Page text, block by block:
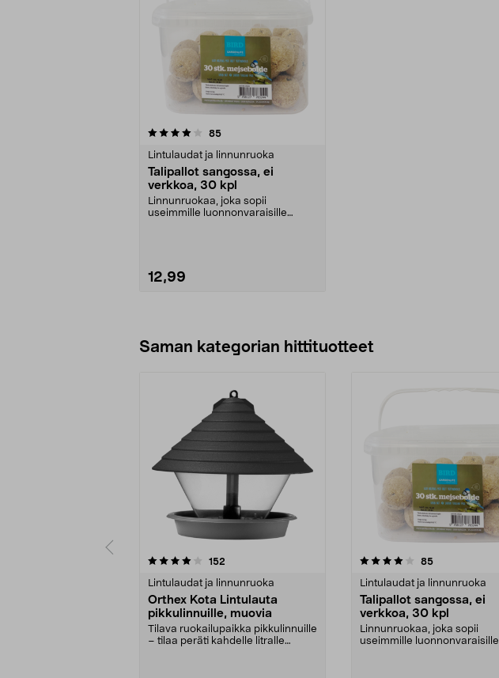
85arvostelut
Lintulaudat ja linnunruoka
Talipallot sangossa, ei
verkkoa, 30 kpl
Linnunruokaa, joka sopii
useimmille luonnonvaraisille
12,99
Saman kategorian hittituotteet
152
Lintulaudat ja linnunruoka
Orthex Kota Lintulauta
pikkulinnuille, muovia
Tilava ruokailupaikka pikkulinnuille
– tilaa peräti kahdelle litralle
4.0 viidestä
85arvostelut
Lintulaudat ja linnunruoka
Talipallot sangossa, ei
verkkoa, 30 kpl
Linnunruokaa, joka sopii
useimmille luonnonvaraisille
4.0 viidestä